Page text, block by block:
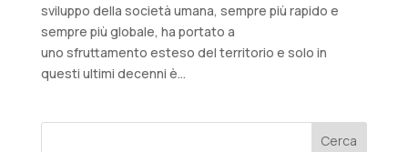
sviluppo della società umana, sempre più rapido e
sempre più globale, ha portato a
uno sfruttamento esteso del territorio e solo in
questi ultimi decenni è...
Cerca